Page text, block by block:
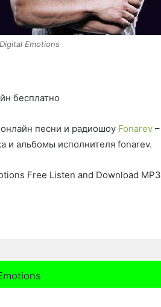
Emotions
бесплатно
песни и радиошоу Fonarev –
и альбомы исполнителя fonarev.
Free Listen and Download MP3